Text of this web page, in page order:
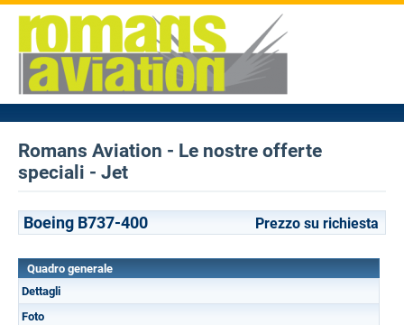
Romans Aviation - Le nostre offerte
speciali - Jet
Boeing B737-400 Prezzo su richiesta
Quadro generale
Dettagli
Foto